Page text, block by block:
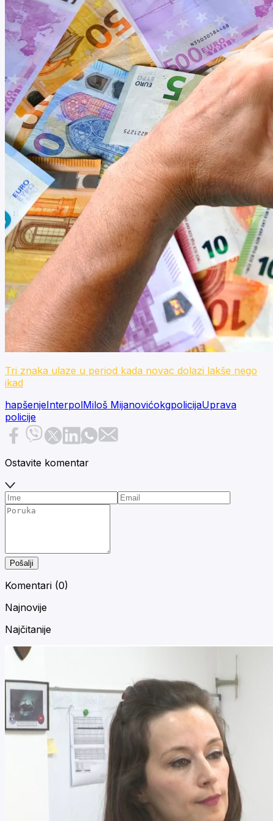
Tri znaka ulaze u period kada novac dolazi lakše nego
ikad
hapšenjeInterpolMiloš MijanovićokgpolicijaUprava
policije
Ostavite komentar
Pošalji
Komentari (0)
Najnovije
Najčitanije